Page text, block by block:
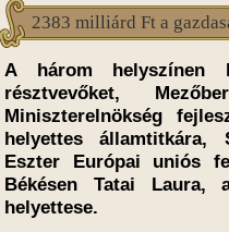
2383 milliárd Ft a
A három helyszínen
résztvevőket,
Miniszterelnökség
helyettes államtitkára,
Eszter Európai uniós
Békésen Tatai Laura,
helyettese.